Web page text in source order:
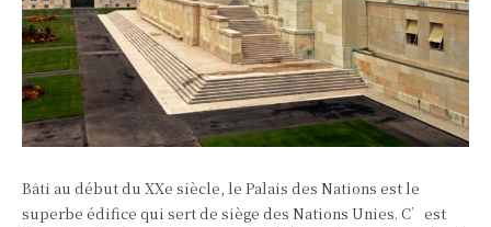
Bâti au début du XXe siècle, le Palais des Nations est le
superbe édifice qui sert de siège des Nations Unies. C’est